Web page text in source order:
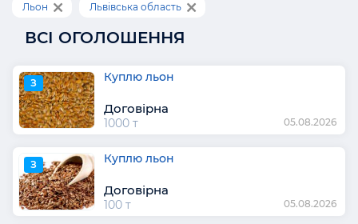
Льон Львівська область
ВСІ ОГОЛОШЕННЯ
З Куплю льон
Договірна
1000 т 05.08.2026
З Куплю льон
Договірна
100 т 05.08.2026